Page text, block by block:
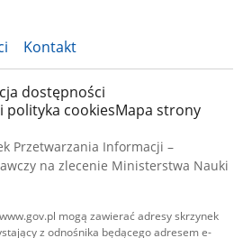
Kontakt
dostępności
polityka cookiesMapa strony
Przetwarzania Informacji –
na zlecenie Ministerstwa Nauki
mogą zawierać adresy skrzynek
z odnośnika będącego adresem e-